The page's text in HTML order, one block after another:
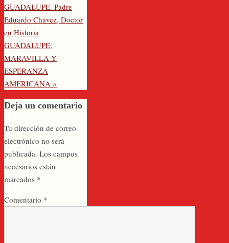
GUADALUPE. Padre
Eduardo Chavez, Doctor
en Historia
GUADALUPE:
MARAVILLA Y
ESPERANZA
AMERICANA »
Deja un comentario
Tu dirección de correo
electrónico no será
publicada. Los campos
necesarios están
marcados *
Comentario *